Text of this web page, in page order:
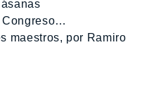
Congreso…
maestros, por Ramiro